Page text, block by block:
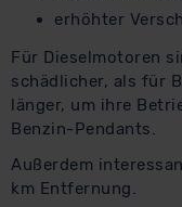
erhöhter
Für Dieselmotoren
schädlicher, als für
länger, um ihre
Benzin-Pendants.
Außerdem
km Entfernung.